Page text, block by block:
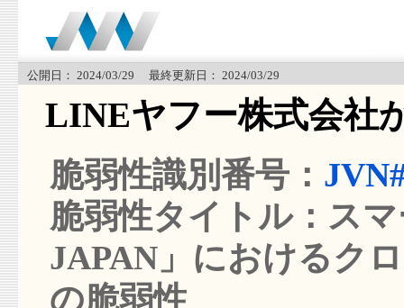
公開日： 2024/03/29 最終更新日： 2024/03/29
LINEヤフー株式会社
脆弱性識別番号：
脆弱性タイトル：ス
JAPAN」におけるク
の脆弱性